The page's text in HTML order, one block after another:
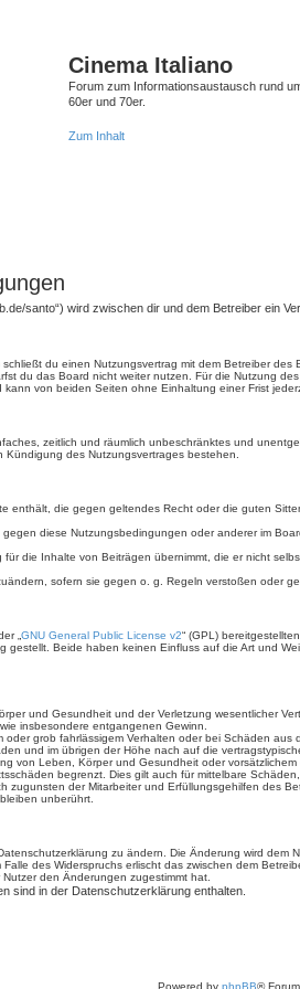
Cinema Italiano
Forum zum Informationsaustausch rund
60er und 70er.
Zum Inhalt
santo“) wird zwischen dir und dem Betreiber ein
schließt du einen Nutzungsvertrag mit dem Betreiber
du das Board nicht weiter nutzen. Für die Nutzung
von beiden Seiten ohne Einhaltung einer Frist
zeitlich und räumlich unbeschränktes und
des Nutzungsvertrages bestehen.
enthält, die gegen geltendes Recht oder die guten
diese Nutzungsbedingungen oder anderer im
die Inhalte von Beiträgen übernimmt, die er nicht
sofern sie gegen o. g. Regeln verstoßen oder
„ GNU General Public License v2“ (GPL)
gestellt. Beide haben keinen Einfluss auf die Art und
und Gesundheit und der Verletzung wesentlicher
insbesondere entgangenen Gewinn.
grob fahrlässigem Verhalten oder bei Schäden
und im übrigen der Höhe nach auf die
von Leben, Körper und Gesundheit oder
begrenzt. Dies gilt auch für mittelbare
der Mitarbeiter und Erfüllungsgehilfen des
unberührt.
zu ändern. Die Änderung wird dem
des Widerspruchs erlischt das zwischen dem
den Änderungen zugestimmt hat.
sind in der Datenschutzerklärung enthalten.
Powered by phpBB®